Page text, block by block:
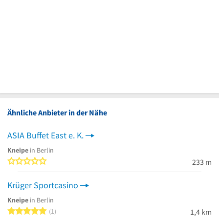
Ähnliche Anbieter in der Nähe
ASIA Buffet East e. K.
Kneipe in Berlin
233 m
Krüger Sportcasino
Kneipe in Berlin
5 von 5 Sternen
1 1,4 km